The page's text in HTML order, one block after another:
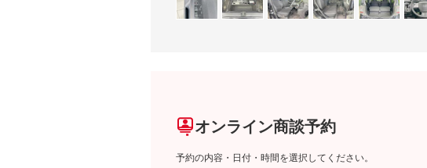
オンライン商談予約
予約の内容・日付・時間を選択してください。